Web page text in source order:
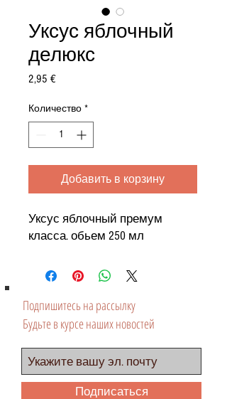
Уксус яблочный
делюкс
2,95 €Цена
Количество *
Добавить в корзину
Уксус яблочный премум
класса. обьем 250 мл
Подпишитесь на рассылку
Будьте в курсе наших новостей
Подписаться